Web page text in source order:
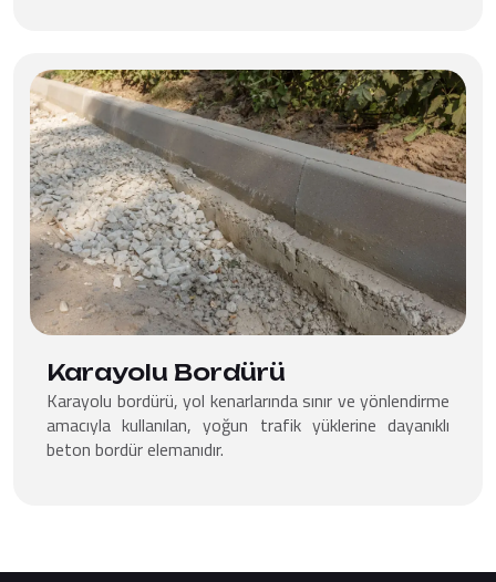
Karayolu Bordürü
Karayolu bordürü, yol kenarlarında sınır ve yönlendirme
amacıyla kullanılan, yoğun trafik yüklerine dayanıklı
beton bordür elemanıdır.